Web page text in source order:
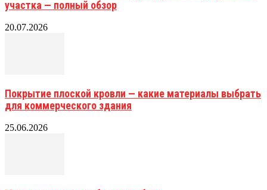
участка — полный обзор
20.07.2026
Покрытие плоской кровли — какие материалы выбрать
для коммерческого здания
25.06.2026